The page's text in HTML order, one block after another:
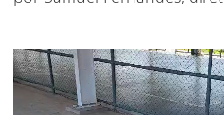
Tocador
de
vídeo